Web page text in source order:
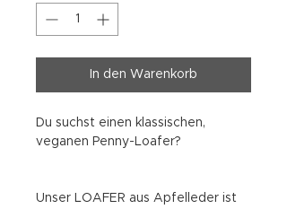
In den Warenkorb
Du suchst einen klassischen,
veganen Penny-Loafer?
Unser LOAFER aus Apfelleder ist